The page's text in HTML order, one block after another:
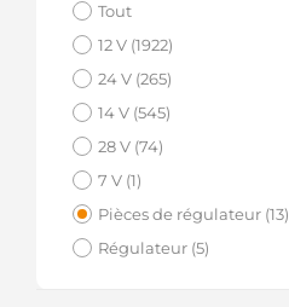
Tout
12 V (1922)
24 V (265)
14 V (545)
28 V (74)
7 V (1)
Pièces de régulateur (13)
Régulateur (5)